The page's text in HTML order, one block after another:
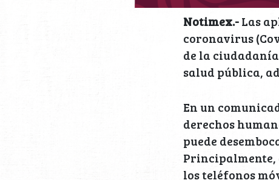
Notimex.-Las
coronavirus
de la
salud pública,
En un
derechos
puede
Principalmente,
los teléfonos